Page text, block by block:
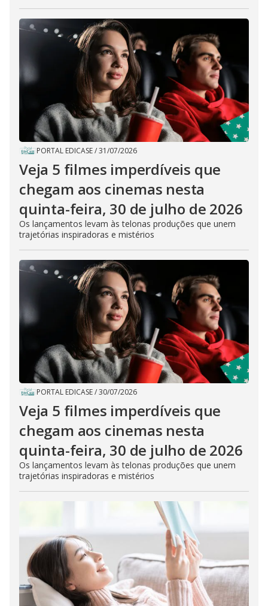
PORTAL EDICASE/31/07/2026
Veja 5 filmes imperdíveis que
chegam aos cinemas nesta
quinta-feira, 30 de julho de 2026
Os lançamentos levam às telonas produções que unem
trajetórias inspiradoras e mistérios
PORTAL EDICASE/30/07/2026
Veja 5 filmes imperdíveis que
chegam aos cinemas nesta
quinta-feira, 30 de julho de 2026
Os lançamentos levam às telonas produções que unem
trajetórias inspiradoras e mistérios